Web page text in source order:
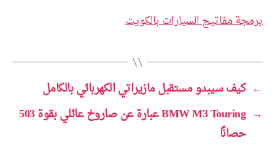
برمجة مفاتيح السيارات بالكويت
← كيف سيبدو مستقبل مازيراتي الكهربائي بالكامل
→
BMW M3 Touring عبارة عن صاروخ عائلي بقوة 503
حصانًا